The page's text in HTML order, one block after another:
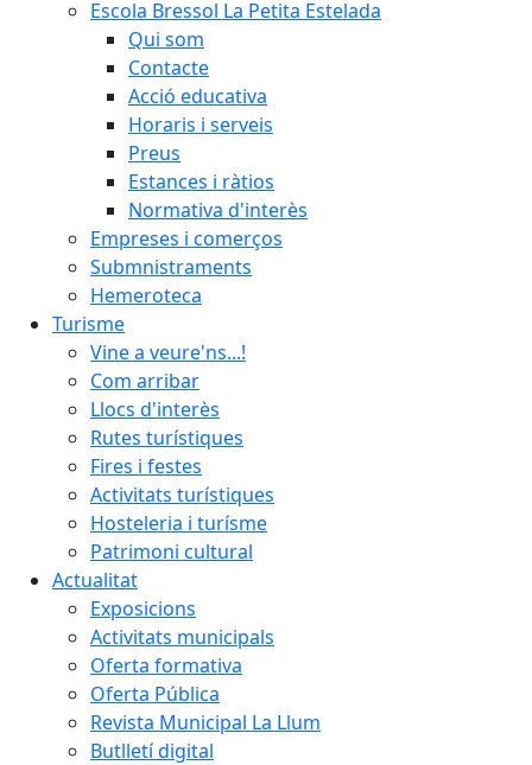
Escola Bressol La Petita Estelada
Qui som
Contacte
Acció educativa
Horaris i serveis
Preus
Estances i ràtios
Normativa d'interès
Empreses i comerços
Submnistraments
Hemeroteca
Turisme
Vine a veure'ns...!
Com arribar
Llocs d'interès
Rutes turístiques
Fires i festes
Activitats turístiques
Hosteleria i turísme
Patrimoni cultural
Actualitat
Exposicions
Activitats municipals
Oferta formativa
Oferta Pública
Revista Municipal La Llum
Butlletí digital